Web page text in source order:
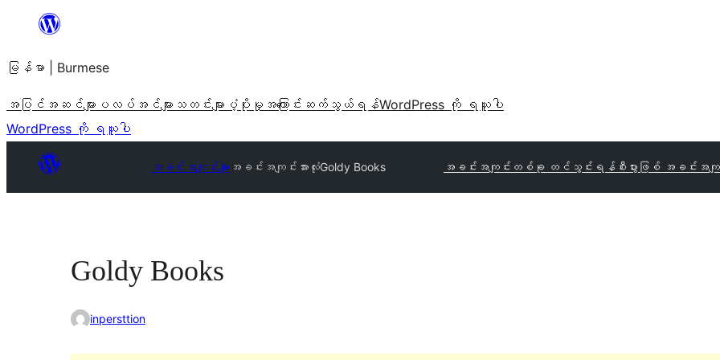
အကြောင်းအရာ
ကျော်သွား
ရန်
မြန်မာ | Burmese
အပြင်အဆင်များ ပလပ်အင်များ သတင်းများ ပံ့ပိုးမှု အကြောင်း ဆက်သွယ်ရန်WordPress ကို ရယူပါ
WordPress ကို ရယူပါ
အခင်းအကျင်းများ အခင်းအကျင်းအားလုံးGoldy Books အခင်းအကျင်းတစ်ခု တင်သွင်းရန် စီးပွားဖြစ် အခင်းအက
Goldy Books
inpersttion